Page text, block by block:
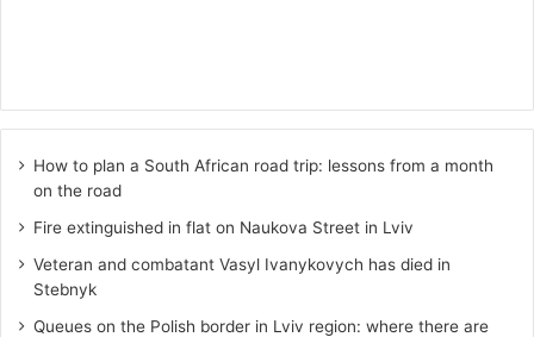
How to plan a South African road trip: lessons from a month
on the road
Fire extinguished in flat on Naukova Street in Lviv
Veteran and combatant Vasyl Ivanykovych has died in
Stebnyk
Queues on the Polish border in Lviv region: where there are